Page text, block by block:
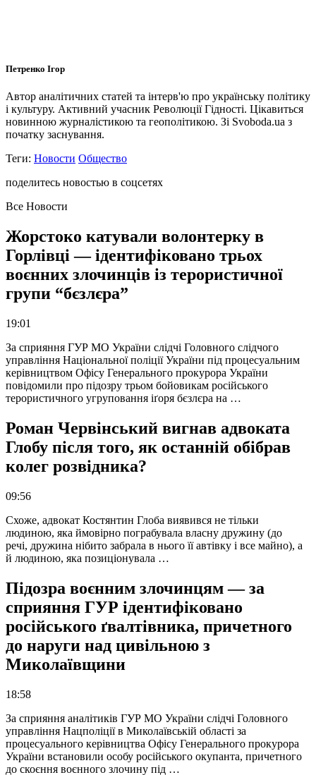
Петренко Ігор
Автор аналітичних статей та інтерв'ю про українську політику
і культуру. Активний учасник Революції Гідності. Цікавиться
новинною журналістикою та геополітикою. Зі Svoboda.ua з
початку заснування.
Теги: Новости Общество
поделитесь новостью в соцсетях
Все Новости
Жорстоко катували волонтерку в
Горлівці — ідентифіковано трьох
воєнних злочинців із терористичної
групи “бєзлєра”
19:01
За сприяння ГУР МО України слідчі Головного слідчого
управління Національної поліції України під процесуальним
керівництвом Офісу Генерального прокурора України
повідомили про підозру трьом бойовикам російського
терористичного угруповання іґоря бєзлєра на …
Роман Червінський вигнав адвоката
Глобу після того, як останній обібрав
колег розвідника?
09:56
Схоже, адвокат Костянтин Глоба виявився не тільки
людиною, яка ймовірно пограбувала власну дружину (до
речі, дружина нібито забрала в нього її автівку і все майно), а
й людиною, яка позиціонувала …
Підозра воєнним злочинцям — за
сприяння ГУР ідентифіковано
російського ґвалтівника, причетного
до наруги над цивільною з
Миколаївщини
18:58
За сприяння аналітиків ГУР МО України слідчі Головного
управління Нацполіції в Миколаївській області за
процесуального керівництва Офісу Генерального прокурора
України встановили особу російського окупанта, причетного
до скоєння воєнного злочину під …